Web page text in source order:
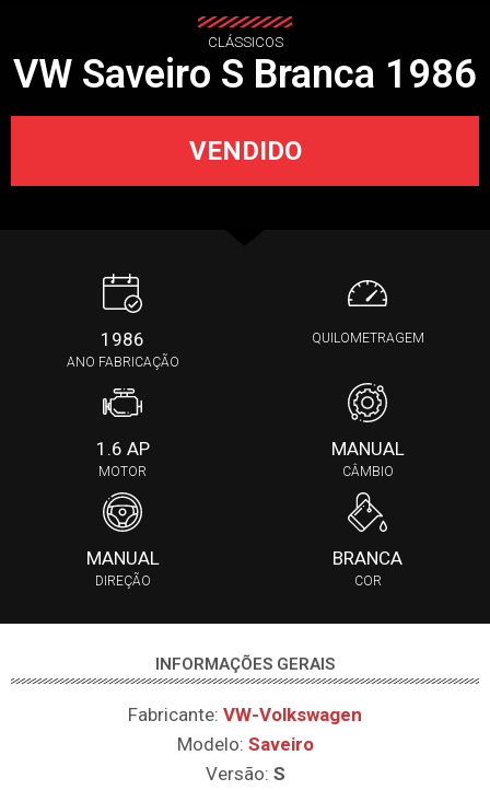
CLÁSSICOS
VW Saveiro S Branca 1986
VENDIDO
1986
ANO FABRICAÇÃO
QUILOMETRAGEM
1.6 AP
MOTOR
MANUAL
CÂMBIO
MANUAL
DIREÇÃO
BRANCA
COR
INFORMAÇÕES GERAIS
Fabricante: VW-Volkswagen
Modelo: Saveiro
Versão: S